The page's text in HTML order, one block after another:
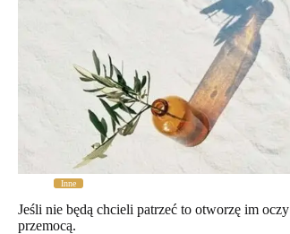
Inne
Jeśli nie będą chcieli patrzeć to otworzę im oczy
przemocą.